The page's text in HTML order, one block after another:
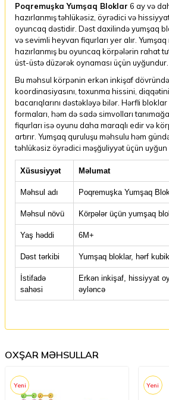
Poqremuşka Yumşaq Bloklar 6 ay və
hazırlanmış təhlükəsiz, öyrədici və
oyuncaq dəstidir. Dəst daxilində yumşaq
və sevimli heyvan fiqurları yer alır.
hazırlanmış bu oyuncaq körpələrin rahat
üst-üstə düzərək oynaması üçün uyğundur.
Bu məhsul körpənin erkən inkişaf
koordinasiyasını, toxunma hissini,
bacarıqlarını dəstəkləyə bilər. Hərfli
formaları, həm də sadə simvolları
fiqurları isə oyunu daha maraqlı edir və
artırır. Yumşaq quruluşu məhsulu həm
təhlükəsiz öyrədici məşğuliyyət üçün uyğun
Xüsusiyyət Məlumat
Məhsul adı Poqremuşka Yumşaq
Məhsul növü Körpələr üçün yumşaq
Yaş həddi 6M+
Dəst tərkibi Yumşaq bloklar, hərf
İstifadə
sahəsi
Erkən inkişaf, hissiyyat
əyləncə
OXŞAR MƏHSULLAR
Yeni Yeni